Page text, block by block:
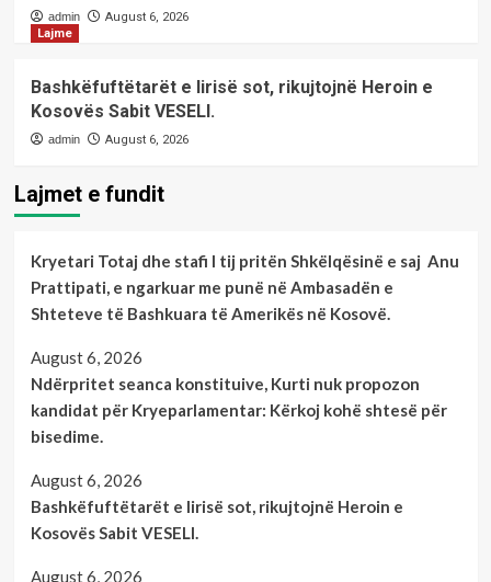
admin
August 6, 2026
Lajme
Bashkëfuftëtarët e lirisë sot, rikujtojnë Heroin e
Kosovës Sabit VESELI.
admin August 6, 2026
Lajmet e fundit
Kryetari Totaj dhe stafi I tij pritën Shkëlqësinë e saj Anu
Prattipati, e ngarkuar me punë në Ambasadën e
Shteteve të Bashkuara të Amerikës në Kosovë.
August 6, 2026
Ndërpritet seanca konstituive, Kurti nuk propozon
kandidat për Kryeparlamentar: Kërkoj kohë shtesë për
bisedime.
August 6, 2026
Bashkëfuftëtarët e lirisë sot, rikujtojnë Heroin e
Kosovës Sabit VESELI.
August 6, 2026